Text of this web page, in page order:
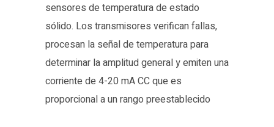
sensores de temperatura de estado
sólido. Los transmisores verifican fallas,
procesan la señal de temperatura para
determinar la amplitud general y emiten una
corriente de 4-20 mA CC que es
proporcional a un rango preestablecido